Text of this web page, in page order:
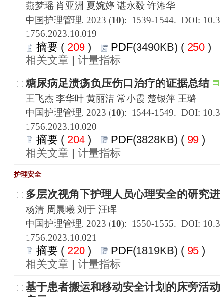
1756.2023.10.019
209 ) 250 )
|
1756.2023.10.020
204 ) 99 )
|
1756.2023.10.021
220 ) 95 )
|